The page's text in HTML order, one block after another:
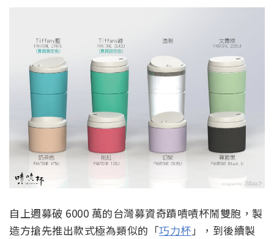
自上週募破 6000 萬的台灣募資奇蹟嘖嘖杯鬧雙胞，製
造方搶先推出款式極為類似的「巧力杯」，到後續製